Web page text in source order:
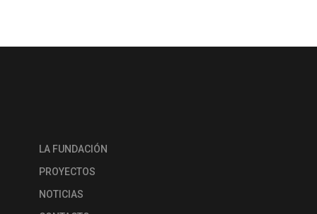
LA FUNDACIÓN
PROYECTOS
NOTICIAS